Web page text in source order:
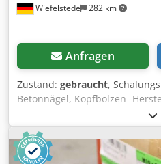
Wiefelstede 282 km
Anfragen
Zustand: gebraucht,
Betonnägel, Kopfbolzen -
Schalungsnagel magaziniert
Aisiqu R Sedsf -Typ: SMA 106/
Karton vorhanden -Preis: pro
120/100/H55 mm -Gewicht: 0,5